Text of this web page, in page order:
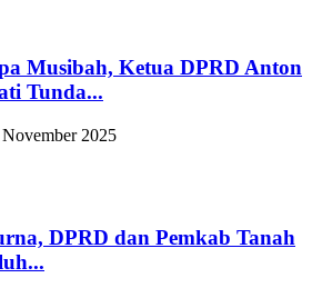
Musibah, Ketua DPRD Anton
Tunda...
November 2025
DPRD dan Pemkab Tanah